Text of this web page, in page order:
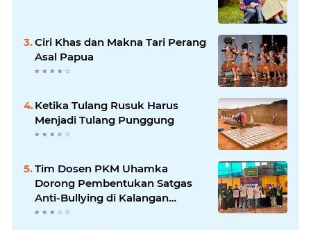
Ciri Khas dan Makna Tari Perang
Asal Papua
Ketika Tulang Rusuk Harus
Menjadi Tulang Punggung
Tim Dosen PKM Uhamka
Dorong Pembentukan Satgas
Anti-Bullying di Kalangan
Remaja